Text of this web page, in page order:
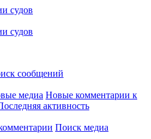
сообщений
медиа Новые комментарии к
активность
Поиск медиа